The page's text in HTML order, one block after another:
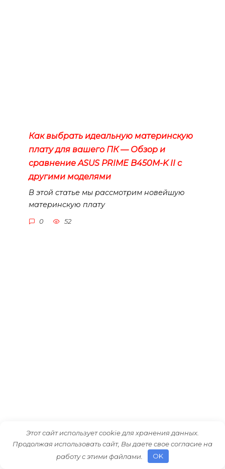
Как выбрать идеальную материнскую
плату для вашего ПК — Обзор и
сравнение ASUS PRIME B450M-K II с
другими моделями
В этой статье мы рассмотрим новейшую
материнскую плату
0 52
Обзор материнской платы Gigabyte
B450M DS3H
Современные материнские платы играют
Этот сайт использует cookie для хранения данных.
Продолжая использовать сайт, Вы даете свое согласие на
работу с этими файлами.
OK